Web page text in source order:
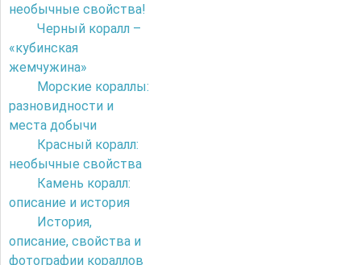
необычные свойства!
Черный коралл –
«кубинская
жемчужина»
Морские кораллы:
разновидности и
места добычи
Красный коралл:
необычные свойства
Камень коралл:
описание и история
История,
описание, свойства и
фотографии кораллов